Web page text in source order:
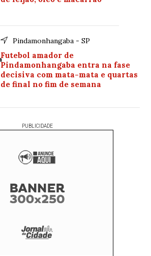
Pindamonhangaba - SP
Futebol amador de
Pindamonhangaba entra na fase
decisiva com mata-mata e quartas
de final no fim de semana
PUBLICIDADE